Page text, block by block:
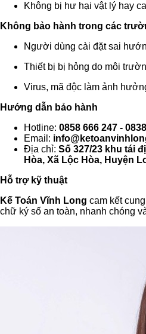
Không bị hư hại vật lý hay
Không bảo hành trong các
Người dùng cài đặt sai
Thiết bị bị hỏng do môi
Virus, mã độc làm ảnh
Hướng dẫn bảo hành
Hotline: 0858 666 247 -
Email:
Địa chỉ: Số 327/23 khu tái
Hòa, Xã Lộc Hòa, Huyện
Hỗ trợ kỹ thuật
Kế Toán Vĩnh Long cam kết
chữ ký số an toàn, nhanh chóng